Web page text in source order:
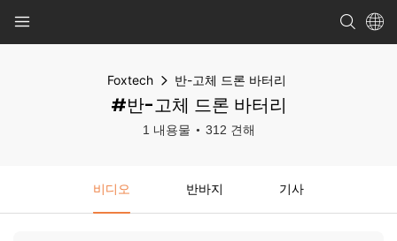
Foxtech 반-고체 드론 바터리
#반-고체 드론 바터리
1 내용물 312 견해
비디오 반바지 기사